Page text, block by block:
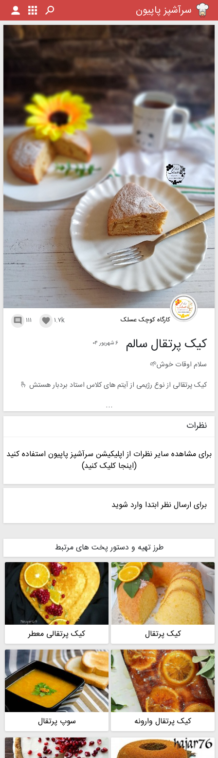
سرآشپز پاپیون
کارگاه کوچک عسلک ۱۱۱  ۱.۷k 
کیک پرتقال سالم ۶ شهریور ۰۴
سلام اوقات خوش🌱
کیک پرتقالی از نوع رژیمی از آیتم های کلاس استاد بردبار هستش 🫰
کلاس ها بسیار متنوع هستش و تا تخفيف هاشون به پایان رسیده حتما
استفاده کنید که پشیمون نمیشید👍😉
لینک آکادمی آکام
...
نظرات
برای مشاهده سایر نظرات از اپلیکیشن سرآشپز پاپیون استفاده کنید
(اینجا کلیک کنید)
برای ارسال نظر ابتدا وارد شوید
طرز تهیه و دستور پخت های مرتبط
کیک پرتقال کیک پرتقالی معطر
کیک پرتقال وارونه سوپ پرتقال